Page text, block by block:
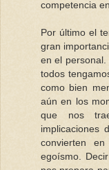
competencia
Por último el
gran
en el
todos
como bien
aún en los
que nos
implicaciones
convierten
egoísmo.